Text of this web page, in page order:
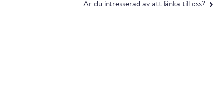
Är du intresserad av att länka till oss?